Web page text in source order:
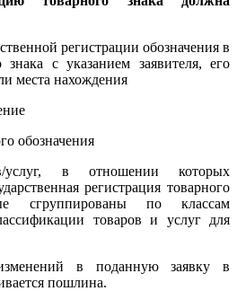
регистрации обозначения в
знака с указанием заявителя, его
места нахождения
обозначения
услуг, в отношении которых
регистрация товарного
сгруппированы по классам
товаров и услуг для
в поданную заявку в
пошлина.